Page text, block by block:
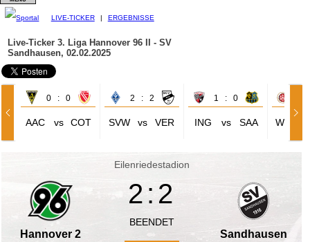
LIVE-TICKER | ERGEBNISSE
Live-Ticker 3. Liga Hannover 96 II - SV
Sandhausen, 02.02.2025
0 : 0
AAC vs COT
2 : 2
SVW vs VER
1 : 0
ING vs SAA WEH
Eilenriedestadion
Hannover 2
2:2
BEENDET
Sandhausen